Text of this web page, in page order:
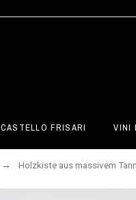
CASTELLO FRISARI VINI
Holzkiste aus massivem